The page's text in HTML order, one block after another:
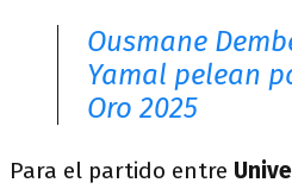
Ousmane
Yamal pelean
Oro 2025
Para el partido entre